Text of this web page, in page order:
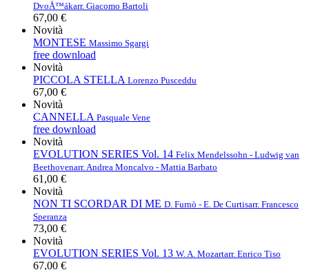
DvoÅ™ákarr. Giacomo Bartoli
67,00 €
Novità
MONTESE Massimo Sgargi
free download
Novità
PICCOLA STELLA Lorenzo Pusceddu
67,00 €
Novità
CANNELLA Pasquale Vene
free download
Novità
EVOLUTION SERIES Vol. 14 Felix Mendelssohn - Ludwig van
Beethovenarr. Andrea Moncalvo - Mattia Barbato
61,00 €
Novità
NON TI SCORDAR DI ME D. Furnò - E. De Curtisarr. Francesco
Speranza
73,00 €
Novità
EVOLUTION SERIES Vol. 13 W. A. Mozartarr. Enrico Tiso
67,00 €